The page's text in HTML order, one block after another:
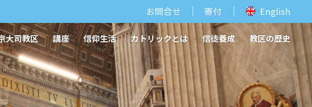
お問合せ 寄付 English
大司教区 講座 信仰生活 カトリックとは 信徒養成 教区の歴史